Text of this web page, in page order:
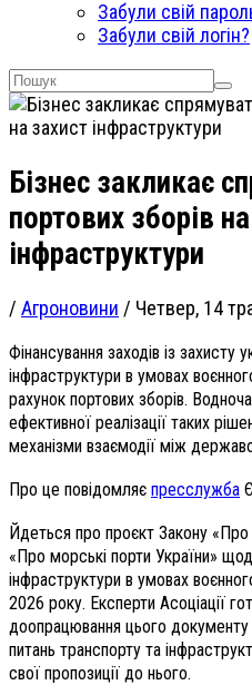
Забули свій
Забули свій логін?
Бізнес закликає
портових зборів
інфраструктури
/ Агроновини / Четвер, 14
Фінансування заходів із захисту
інфраструктури в умовах
рахунок портових зборів.
ефективної реалізації таких
механізми взаємодії між
Про це повідомляє пресслужба
Йдеться про проєкт Закону «Про
«Про морські порти України»
інфраструктури в умовах
2026 року. Експерти Асоціації
доопрацювання цього
питань транспорту та
свої пропозиції до нього.